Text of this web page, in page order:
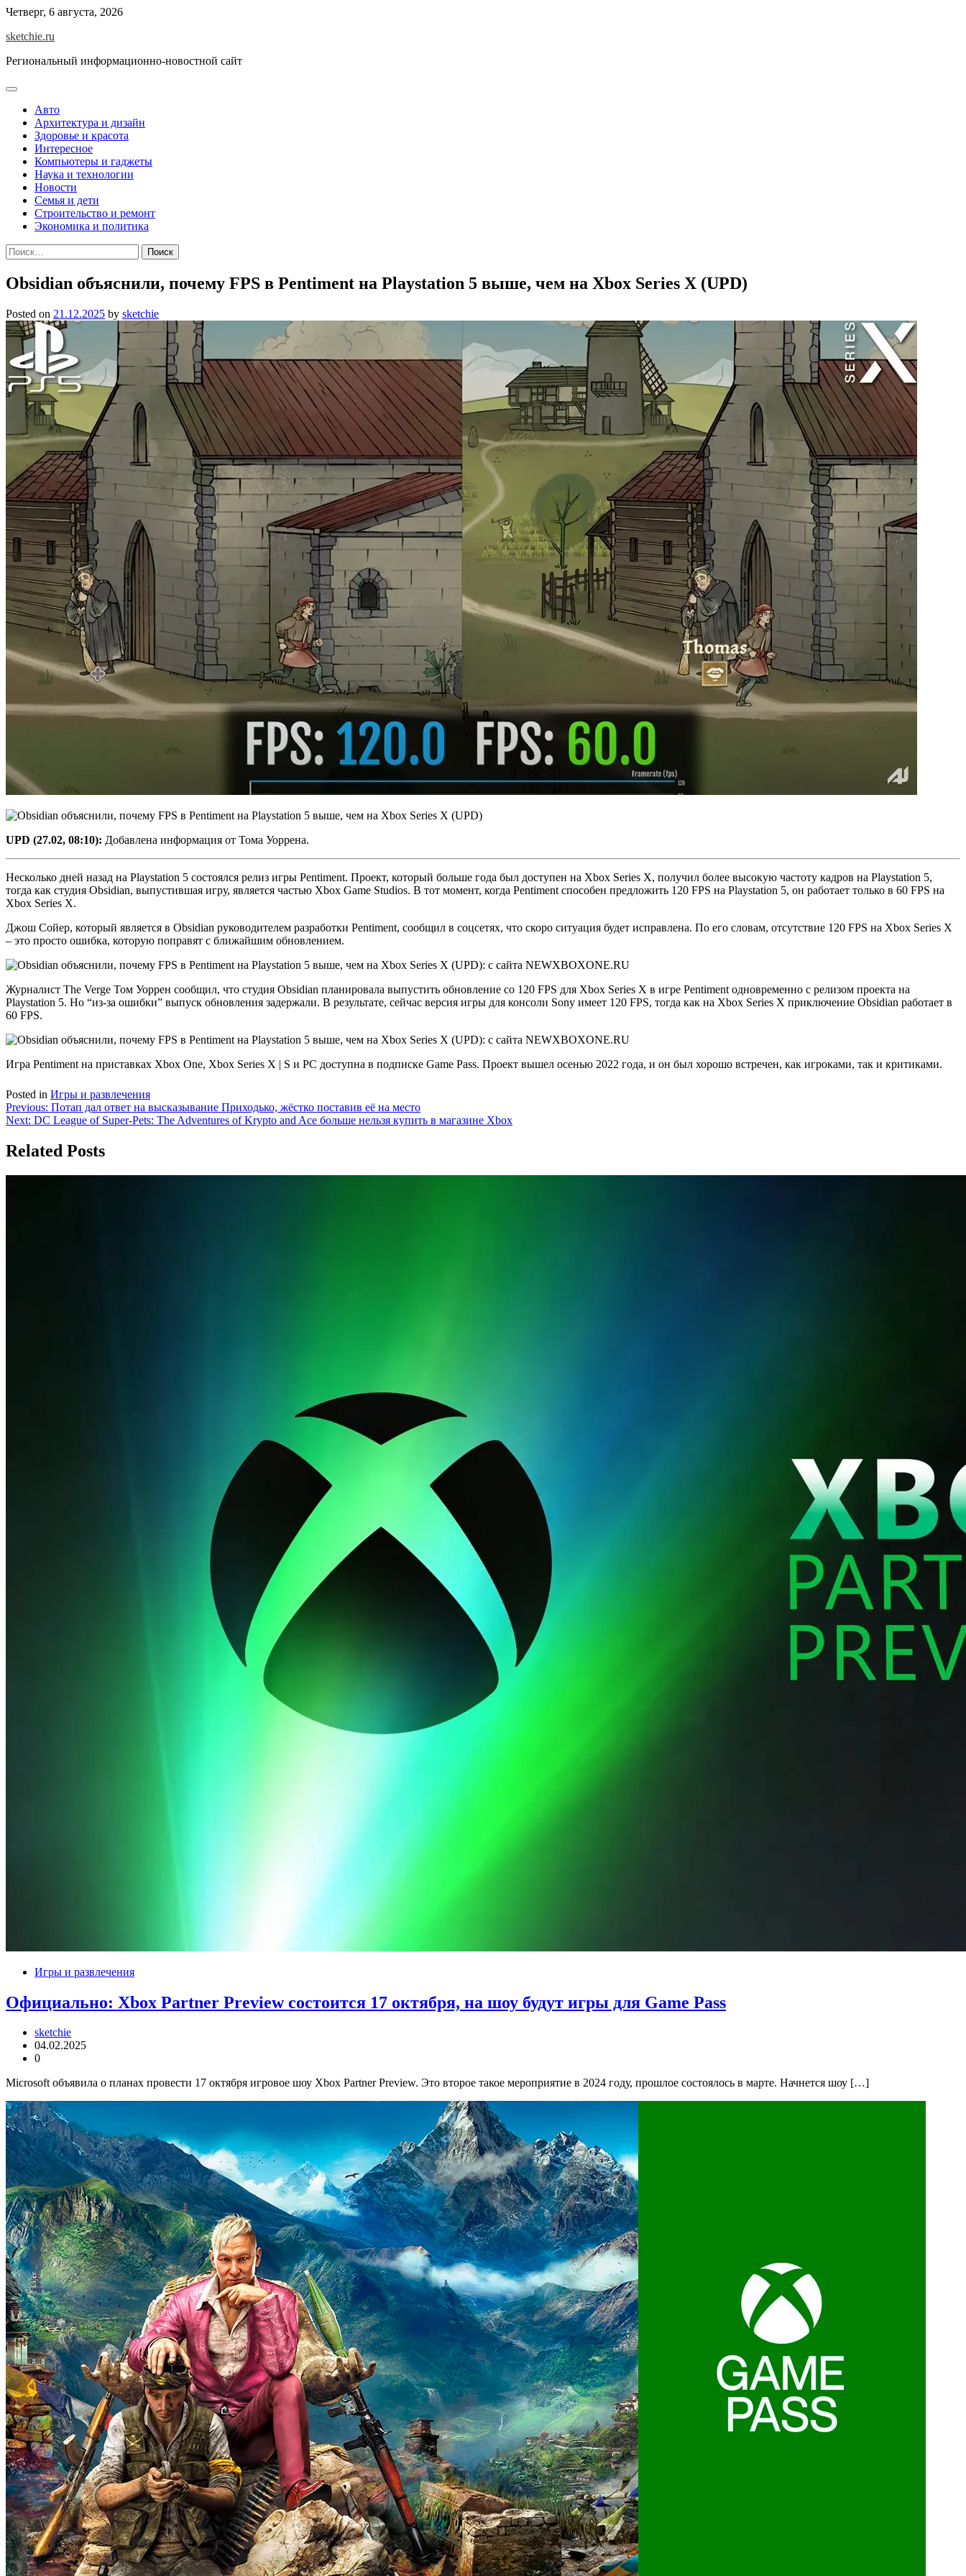
Skip
content
Четверг, 6 августа, 2026
sketchie.ru
Региональный информационно-новостной сайт
Авто
Архитектура и дизайн
Здоровье и красота
Интересное
Компьютеры и гаджеты
Наука и технологии
Новости
Семья и дети
Строительство и ремонт
Экономика и политика
Найти:
Obsidian объяснили, почему FPS в Pentiment на Playstation 5 выше, чем на Xbox Series X (UPD)
Posted on 21.12.2025 by sketchie
UPD (27.02, 08:10): Добавлена информация от Тома Уоррена.
Несколько дней назад на Playstation 5 состоялся релиз игры Pentiment. Проект, который больше года был доступен на Xbox Series X, получил более высокую частоту кадров на Playstation 5,
тогда как студия Obsidian, выпустившая игру, является частью Xbox Game Studios. В тот момент, когда Pentiment способен предложить 120 FPS на Playstation 5, он работает только в 60 FPS на
Xbox Series X.
Джош Сойер, который является в Obsidian руководителем разработки Pentiment, сообщил в соцсетях, что скоро ситуация будет исправлена. По его словам, отсутствие 120 FPS на Xbox Series X
– это просто ошибка, которую поправят с ближайшим обновлением.
Журналист The Verge Том Уоррен сообщил, что студия Obsidian планировала выпустить обновление со 120 FPS для Xbox Series X в игре Pentiment одновременно с релизом проекта на
Playstation 5. Но “из-за ошибки” выпуск обновления задержали. В результате, сейчас версия игры для консоли Sony имеет 120 FPS, тогда как на Xbox Series X приключение Obsidian работает в
60 FPS.
Игра Pentiment на приставках Xbox One, Xbox Series X | S и PC доступна в подписке Game Pass. Проект вышел осенью 2022 года, и он был хорошо встречен, как игроками, так и критиками.
Posted in Игры и развлечения
Навигация
по
записям
Previous: Потап дал ответ на высказывание Приходько, жёстко поставив её на место
Next: DC League of Super-Pets: The Adventures of Krypto and Ace больше нельзя купить в магазине Xbox
Related Posts
Игры и развлечения
Официально: Xbox Partner Preview состоится 17 октября, на шоу будут игры для Game Pass
sketchie
04.02.2025
0
Microsoft объявила о планах провести 17 октября игровое шоу Xbox Partner Preview. Это второе такое мероприятие в 2024 году, прошлое состоялось в марте. Начнется шоу […]